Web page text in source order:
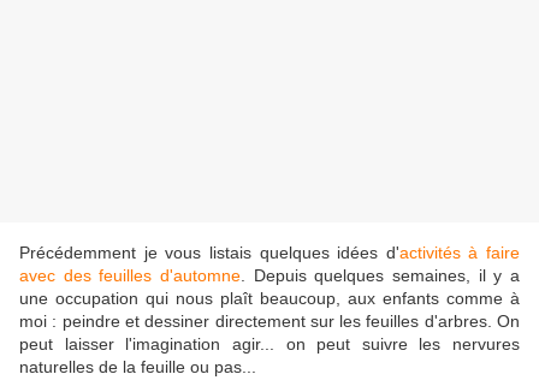
Précédemment je vous listais quelques idées d'activités à faire
avec des feuilles d'automne . Depuis quelques semaines, il y a
une occupation qui nous plaît beaucoup, aux enfants comme à
moi : peindre et dessiner directement sur les feuilles d'arbres. On
peut laisser l'imagination agir... on peut suivre les nervures
naturelles de la feuille ou pas...